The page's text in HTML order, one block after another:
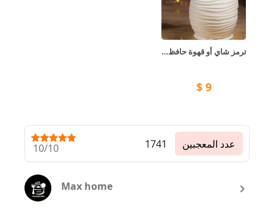
ترمز شاي أو قهوة حافظ للحرارة نوعية ممتازة يحافظ على درجة حر
9
$
10/10 1741 عدد المعجبين
Max home